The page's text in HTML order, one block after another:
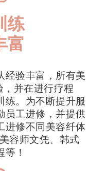
练
富
经验丰富，所有美
并在进行疗程
练。为不断提升服
员工进修，并提供
进修不同美容纤体
容师文凭、韩式
！